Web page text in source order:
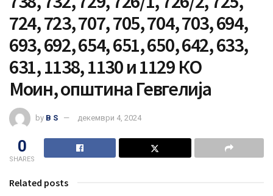
724, 723, 707, 705, 704, 703, 694,
693, 692, 654, 651, 650, 642, 633,
631, 1138, 1130 и 1129 КО
Моин, општина Гевгелија
by B S декември 4, 2024
0
SHARES
Related posts